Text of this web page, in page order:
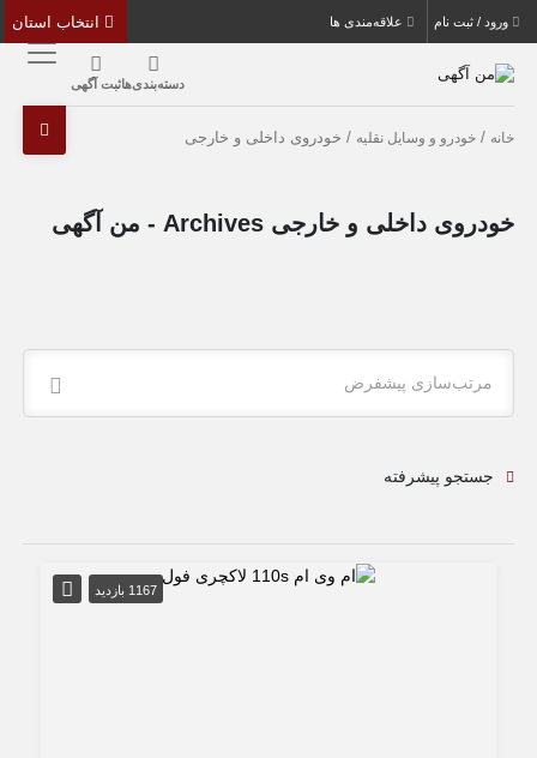
ورود / ثبت نام علاقه‌مندی ها
دسته‌بندی‌هاثبت آگهی
خانه /خودرو و وسایل نقلیه / خودروی داخلی و خارجی
خودروی داخلی و خارجی Archives - من آگهی
مرتب‌سازی پیشفرض
جستجو پیشرفته
1167 بازدید